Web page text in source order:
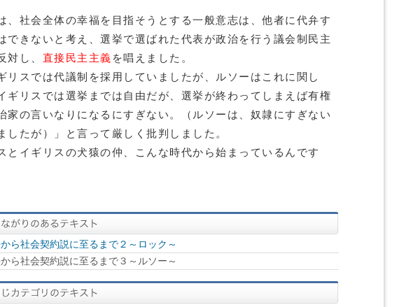
、社会全体の幸福を目指そうとする一般意志は、他者に代弁す
できないと考え、選挙で選ばれた代表が政治を行う議会制民主
対し、 直接民主主義 を唱えました。
リスでは代議制を採用していましたが、ルソーはこれに関し
ギリスでは選挙までは自由だが、選挙が終わってしまえば有権
家の言いなりになるにすぎない。（ルソーは、奴隷にすぎない
したが）」と言って厳しく批判しました。
とイギリスの犬猿の仲、こんな時代から始まっているんです
ら社会契約説に至るまで２～ロック～
から社会契約説に至るまで３～ルソー～